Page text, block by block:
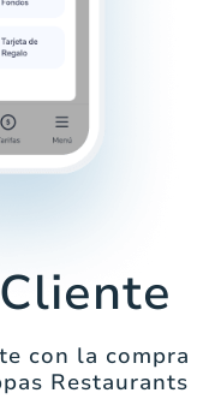
con la compra
Restaurants